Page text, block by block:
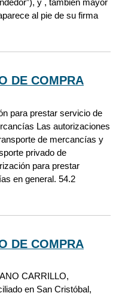
y , también mayor
al pie de su firma
DE COMPRA
para prestar servicio de
Las autorizaciones
de mercancías y
privado de
para prestar
en general. 54.2
DE COMPRA
CARRILLO,
en San Cristóbal,